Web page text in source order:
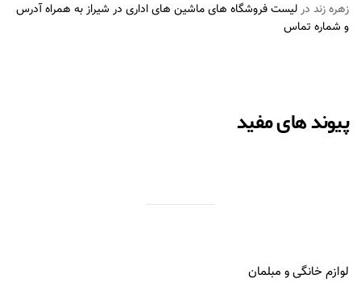
زهره زند درلیست فروشگاه های ماشین های اداری در شیراز به همراه آدرس
و شماره تماس
پیوند های مفید
لوازم خانگی و مبلمان